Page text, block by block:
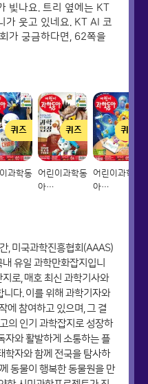
빛나요. 트리 옆에는 KT
가 웃고 있네요. KT AI 코
가 궁금하다면, 62쪽을
퀴즈
과학동
퀴즈
어린이과학동
아
퀴즈
어린이과학동
아
, 미국과학진흥협회(AAAS)
유일 과학만화잡지입니
로, 매호 최신 과학기사와
다. 이를 위해 과학기자와
에 참여하고 있으며, 그 결
의 인기 과학잡지로 성장하
자와 활발하게 소통하는 플
학자와 함께 전국을 탐사하
동물이 행복한 동물원을 만